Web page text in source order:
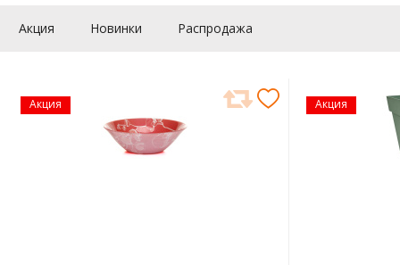
Акция Новинки Распродажа
Акция Акция